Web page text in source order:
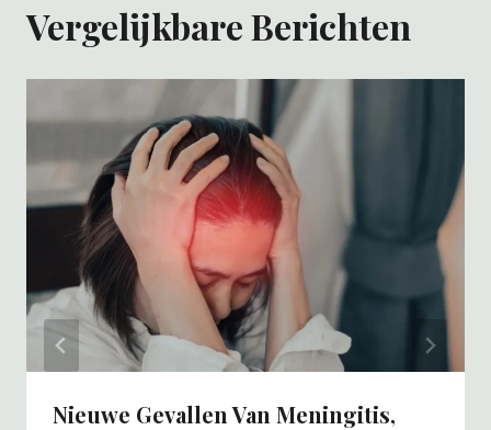
Vergelijkbare Berichten
Nieuwe Gevallen Van Meningitis,